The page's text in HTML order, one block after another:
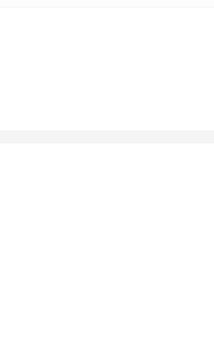
від 150 до 300 бар із